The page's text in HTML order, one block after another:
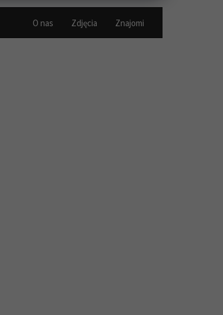
O nas Zdjęcia Znajomi